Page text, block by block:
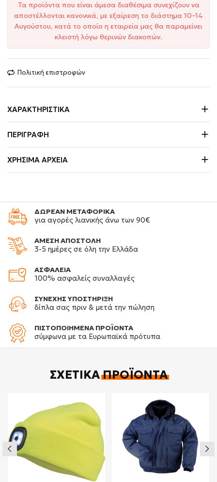
Τα προϊόντα που είναι άμεσα διαθέσιμα συνεχίζουν να
αποστέλλονται κανονικά, με εξαίρεση το διάστημα 10–14
Αυγούστου, κατά το οποίο η εταιρεία μας θα παραμείνει
κλειστή λόγω θερινών διακοπών.
Πολιτική επιστροφών
ΧΑΡΑΚΤΗΡΙΣΤΙΚΆ
ΠΕΡΙΓΡΑΦΉ
ΧΡΉΣΙΜΑ ΑΡΧΕΊΑ
ΔΩΡΕΑΝ ΜΕΤΑΦΟΡΙΚΑ
για αγορές λιανικής άνω των 90€
ΑΜΕΣΗ ΑΠΟΣΤΟΛΗ
3-5 ημέρες σε όλη την Ελλάδα
ΑΣΦΑΛΕΙΑ
100% ασφαλείς συναλλαγές
ΣΥΝΕΧΗΣ ΥΠΟΣΤΗΡΙΞΗ
δίπλα σας πριν & μετά την πώληση
ΠΙΣΤΟΠΟΙΗΜΕΝΑ ΠΡΟΪΟΝΤΑ
σύμφωνα με τα Ευρωπαϊκά πρότυπα
ΣΧΕΤΙΚΆΠΡΟΪΌΝΤΑ